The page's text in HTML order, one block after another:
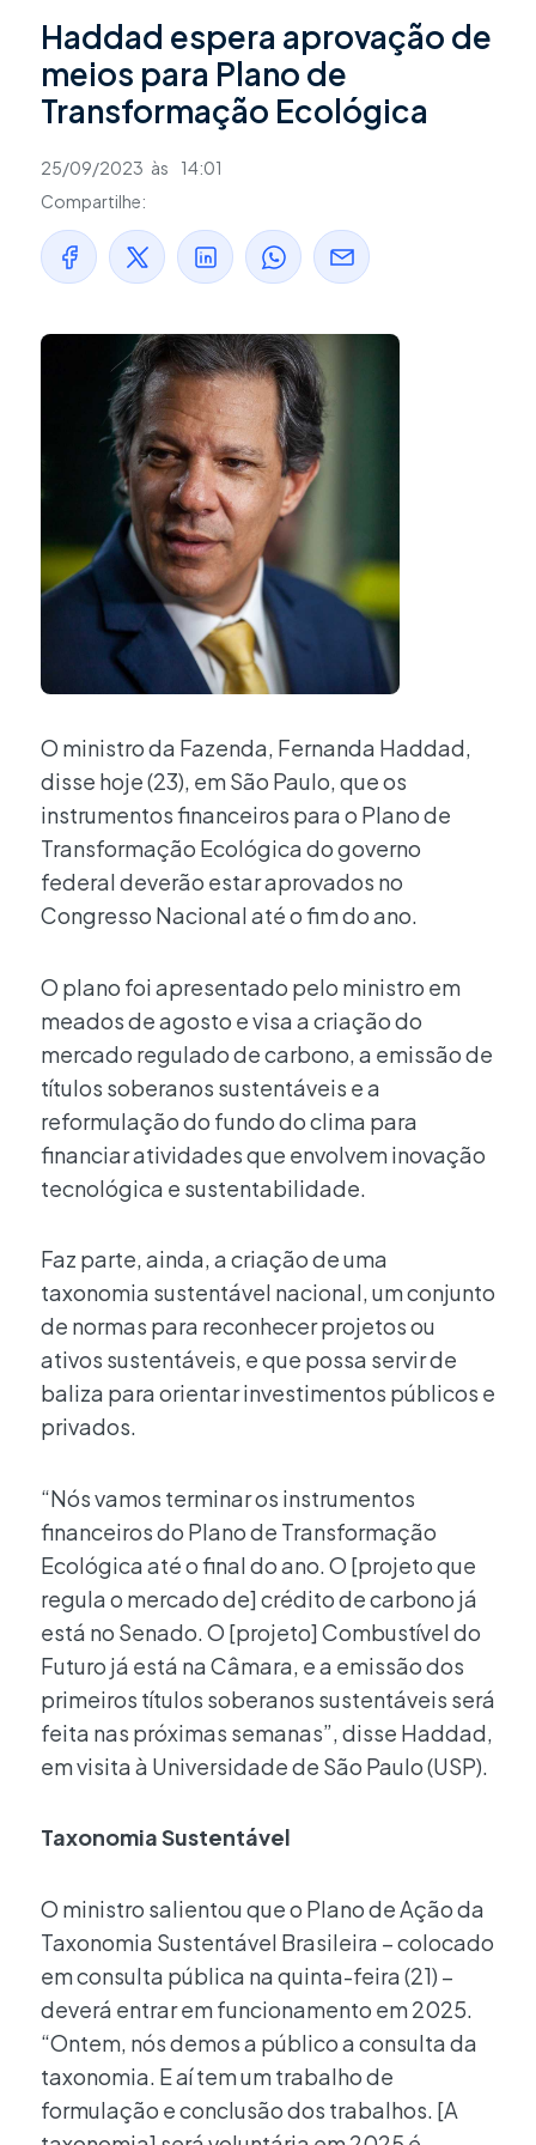
Haddad espera aprovação de
meios para Plano de
Transformação Ecológica
25/09/2023 às
14:01
Compartilhe:
O ministro da Fazenda, Fernanda Haddad,
disse hoje (23), em São Paulo, que os
instrumentos financeiros para o Plano de
Transformação Ecológica do governo
federal deverão estar aprovados no
Congresso Nacional até o fim do ano.
O plano foi apresentado pelo ministro em
meados de agosto e visa a criação do
mercado regulado de carbono, a emissão de
títulos soberanos sustentáveis e a
reformulação do fundo do clima para
financiar atividades que envolvem inovação
tecnológica e sustentabilidade.
Faz parte, ainda, a criação de uma
taxonomia sustentável nacional, um conjunto
de normas para reconhecer projetos ou
ativos sustentáveis, e que possa servir de
baliza para orientar investimentos públicos e
privados.
“Nós vamos terminar os instrumentos
financeiros do Plano de Transformação
Ecológica até o final do ano. O [projeto que
regula o mercado de] crédito de carbono já
está no Senado. O [projeto] Combustível do
Futuro já está na Câmara, e a emissão dos
primeiros títulos soberanos sustentáveis será
feita nas próximas semanas”, disse Haddad,
em visita à Universidade de São Paulo (USP).
Taxonomia Sustentável
O ministro salientou que o Plano de Ação da
Taxonomia Sustentável Brasileira – colocado
em consulta pública na quinta-feira (21) –
deverá entrar em funcionamento em 2025.
“Ontem, nós demos a público a consulta da
taxonomia. E aí tem um trabalho de
formulação e conclusão dos trabalhos. [A